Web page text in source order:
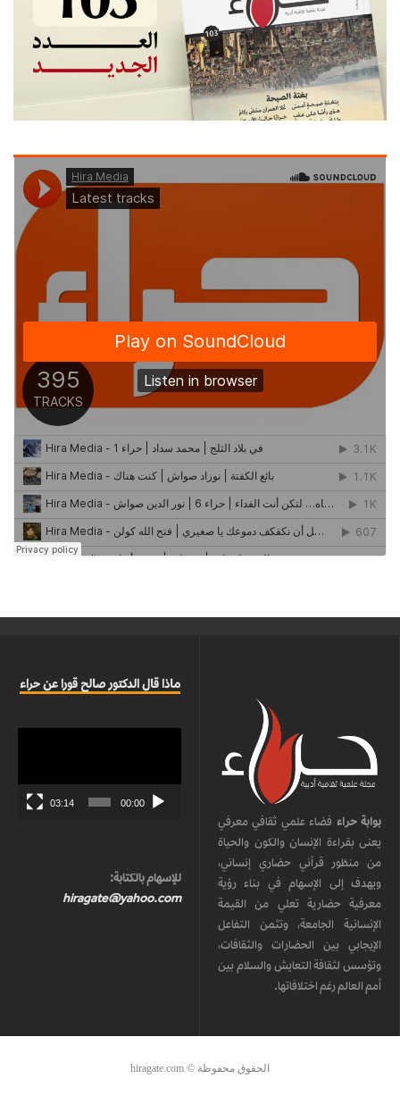
بوابة حراء فضاء علمي ثقافي معرفي
يعنى بقراءة الإنسان والكون والحياة
من منظور قرآني حضاري إنساني،
ويهدف إلى الإسهام في بناء رؤية
معرفية حضارية تعلي من القيمة
الإنسانية الجامعة، وتثمن التفاعل
الإيجابي بين الحضارات والثقافات،
وتؤسس لثقافة التعايش والسلام بين
أمم العالم رغم اختلافاتها.
ماذا قال الدكتور صالح قورا عن حراء
00:00
03:14
للإسهام بالكتابة:
hiragate@yahoo.com
الحقوق محفوظة © hiragate.com